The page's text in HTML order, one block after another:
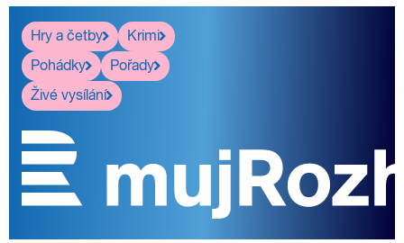
Hry a četby
Krimi
Pohádky
Pořady
Živé vysílání